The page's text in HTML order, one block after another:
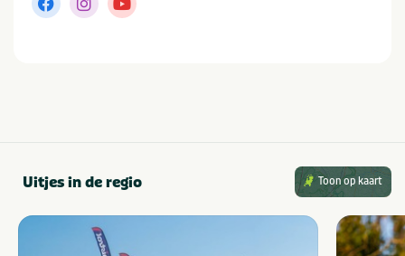
Uitjes in de regio Toon op kaart